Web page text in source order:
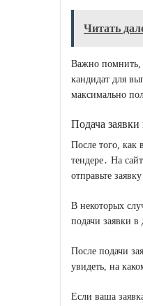
Читать
Важно помнить,
кандидат для
максимально
Подача
После того, как
тендере․ На
отправьте
В некоторых
подачи заявки в
После подачи
увидеть, на
Если ваша